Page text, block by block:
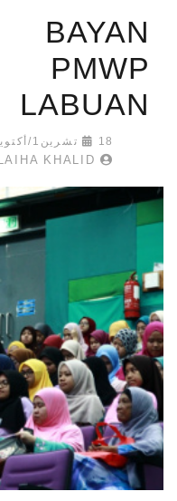
BAYAN
PMWP
LABUAN
18 تشرين1/أكتوير 2018
SITI ZULAIHA KHALID